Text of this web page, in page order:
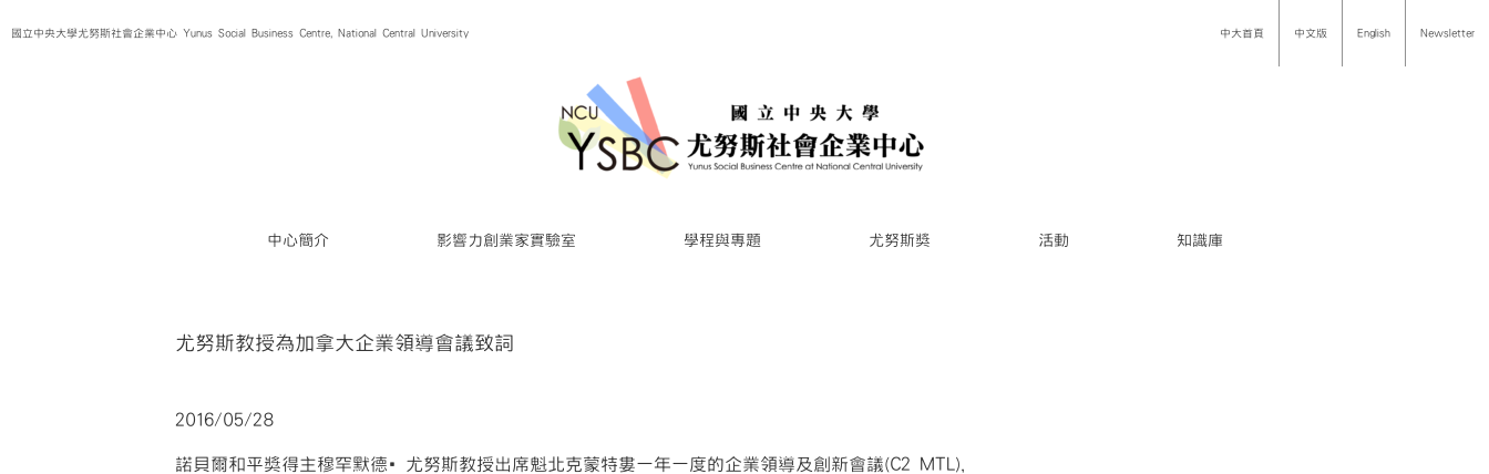
to國立中央大學尤努斯社會企業中心 Yunus Social Business Centre, National Central University 中大首頁 中文版 English Newsletter
中心簡介 影響力創業家實驗室 學程與專題 尤努斯獎 活動 知識庫
尤努斯教授為加拿大企業領導會議致詞
2016/05/28
諾貝爾和平獎得主穆罕默德‧尤努斯教授出席魁北克蒙特婁一年一度的企業領導及創新會議(C2 MTL)，